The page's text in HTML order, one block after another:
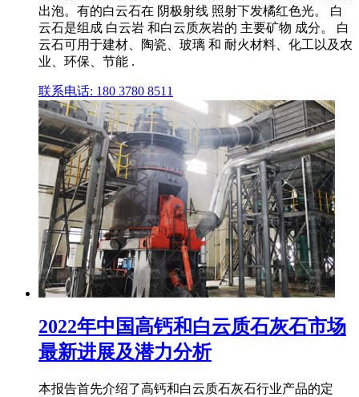
出泡。有的白云石在 阴极射线 照射下发橘红色光。 白
云石是组成 白云岩 和白云质灰岩的 主要矿物 成分。 白
云石可用于建材、陶瓷、玻璃 和 耐火材料、化工以及农
业、环保、节能 .
联系电话: 180 3780 8511
2022年中国高钙和白云质石灰石市场
最新进展及潜力分析
本报告首先介绍了高钙和白云质石灰石行业产品的定